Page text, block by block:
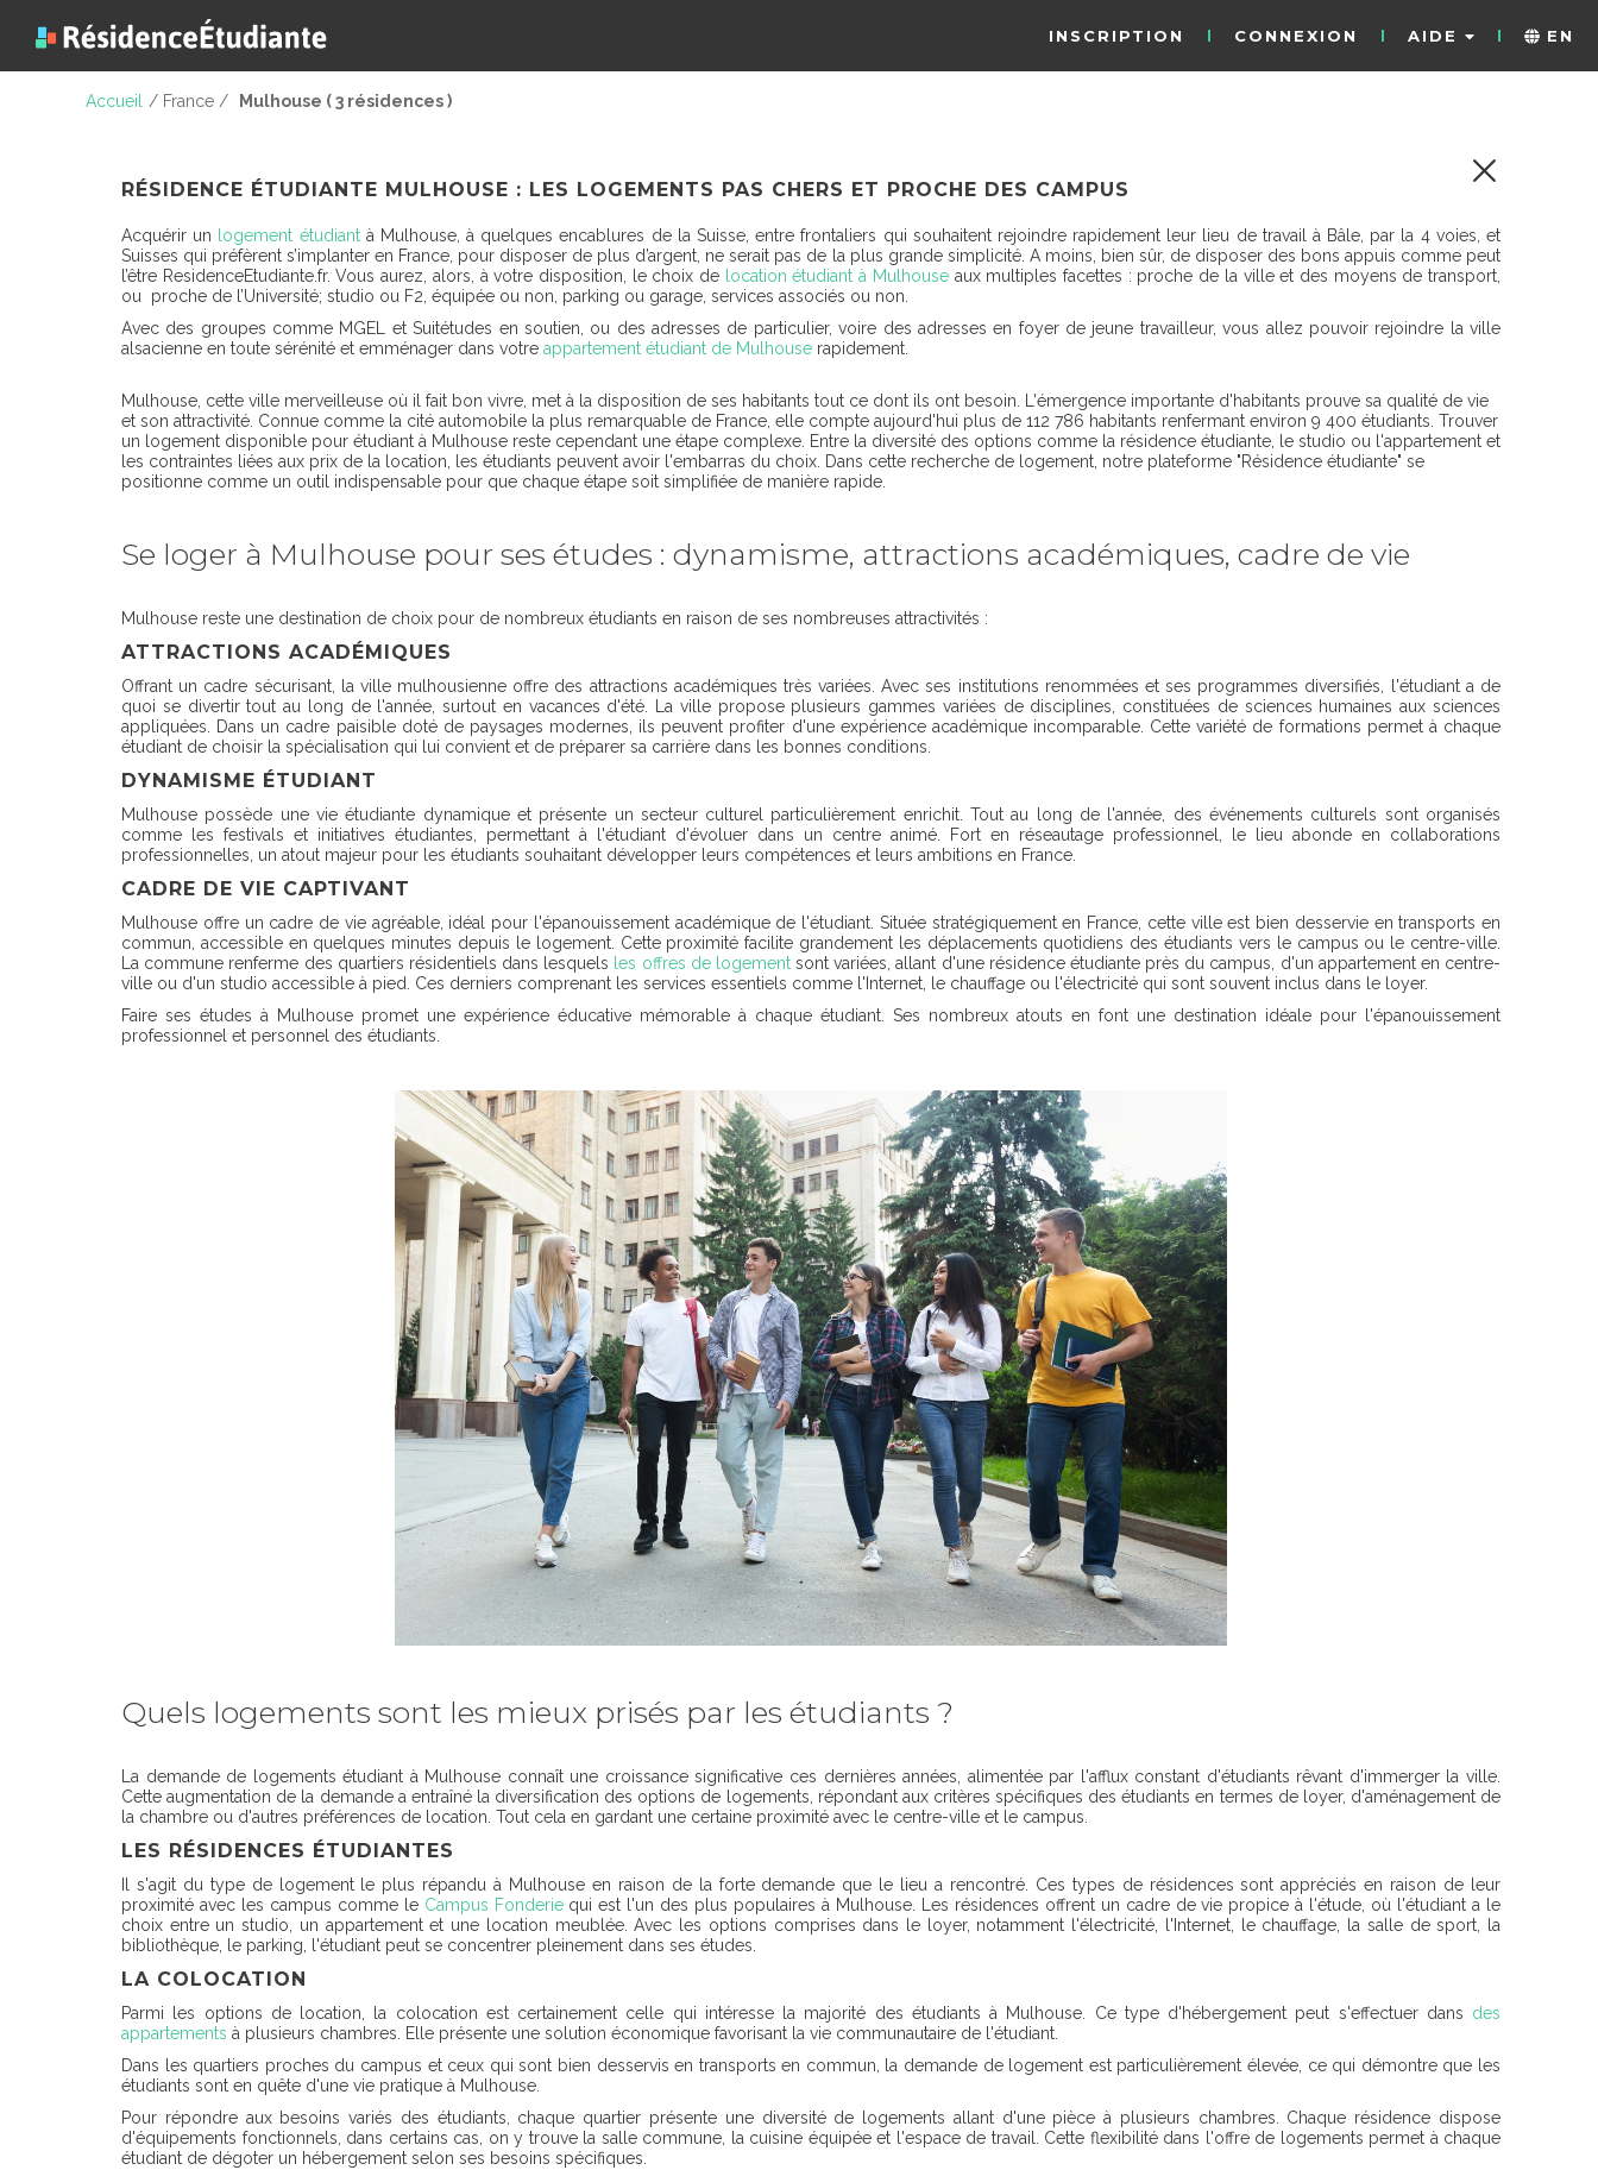
INSCRIPTION CONNEXION AIDE EN
Accueil / France / Mulhouse ( 3 résidences )
RÉSIDENCE ÉTUDIANTE MULHOUSE : LES LOGEMENTS PAS CHERS ET PROCHE DES CAMPUS
Acquérir un logement étudiantà Mulhouse, à quelques encablures de la Suisse, entre frontaliers qui souhaitent rejoindre rapidement leur lieu de travail à Bâle, par la 4 voies, et
Suisses qui préfèrent s’implanter en France, pour disposer de plus d’argent, ne serait pas de la plus grande simplicité. A moins, bien sûr, de disposer des bons appuis comme peut
l’être ResidenceEtudiante.fr. Vous aurez, alors, à votre disposition, le choix de
location étudiant à Mulhouseaux multiples facettes : proche de la ville et des moyens de transport,
ou proche de l’Université; studio ou F2, équipée ou non, parking ou garage, services associés ou non.
Avec des groupes comme MGEL et Suitétudes en soutien, ou des adresses de particulier, voire des adresses en foyer de jeune travailleur, vous allez pouvoir rejoindre la ville
alsacienne en toute sérénité et emménager dans votre appartement étudiant de Mulhouse rapidement.
Mulhouse, cette ville merveilleuse où il fait bon vivre, met à la disposition de ses habitants tout ce dont ils ont besoin. L'émergence importante d'habitants prouve sa qualité de vie
et son attractivité. Connue comme la cité automobile la plus remarquable de France, elle compte aujourd'hui plus de 112 786 habitants renfermant environ 9 400 étudiants. Trouver
un logement disponible pour étudiant à Mulhouse reste cependant une étape complexe. Entre la diversité des options comme la résidence étudiante, le studio ou l'appartement et
les contraintes liées aux prix de la location, les étudiants peuvent avoir l'embarras du choix. Dans cette recherche de logement, notre plateforme "Résidence étudiante" se
positionne comme un outil indispensable pour que chaque étape soit simplifiée de manière rapide.
Se loger à Mulhouse pour ses études : dynamisme, attractions académiques, cadre de vie
Mulhouse reste une destination de choix pour de nombreux étudiants en raison de ses nombreuses attractivités :
ATTRACTIONS ACADÉMIQUES
Offrant un cadre sécurisant, la ville mulhousienne offre des attractions académiques très variées. Avec ses institutions renommées et ses programmes diversifiés, l'étudiant a de
quoi se divertir tout au long de l'année, surtout en vacances d'été. La ville propose plusieurs gammes variées de disciplines, constituées de sciences humaines aux sciences
appliquées. Dans un cadre paisible doté de paysages modernes, ils peuvent profiter d'une expérience académique incomparable. Cette variété de formations permet à chaque
étudiant de choisir la spécialisation qui lui convient et de préparer sa carrière dans les bonnes conditions.
DYNAMISME ÉTUDIANT
Mulhouse possède une vie étudiante dynamique et présente un secteur culturel particulièrement enrichit. Tout au long de l'année, des événements culturels sont organisés
comme les festivals et initiatives étudiantes, permettant à l'étudiant d'évoluer dans un centre animé. Fort en réseautage professionnel, le lieu abonde en collaborations
professionnelles, un atout majeur pour les étudiants souhaitant développer leurs compétences et leurs ambitions en France.
CADRE DE VIE CAPTIVANT
Mulhouse offre un cadre de vie agréable, idéal pour l'épanouissement académique de l'étudiant. Située stratégiquement en France, cette ville est bien desservie en transports en
commun, accessible en quelques minutes depuis le logement. Cette proximité facilite grandement les déplacements quotidiens des étudiants vers le campus ou le centre-ville.
La commune renferme des quartiers résidentiels dans lesquels les offres de logementsont variées, allant d'une résidence étudiante près du campus, d'un appartement en centre-
ville ou d'un studio accessible à pied. Ces derniers comprenant les services essentiels comme l'Internet, le chauffage ou l'électricité qui sont souvent inclus dans le loyer.
Faire ses études à Mulhouse promet une expérience éducative mémorable à chaque étudiant. Ses nombreux atouts en font une destination idéale pour l'épanouissement
professionnel et personnel des étudiants.
Quels logements sont les mieux prisés par les étudiants ?
La demande de logements étudiant à Mulhouse connaît une croissance significative ces dernières années, alimentée par l'afflux constant d'étudiants rêvant d'immerger la ville.
Cette augmentation de la demande a entraîné la diversification des options de logements, répondant aux critères spécifiques des étudiants en termes de loyer, d'aménagement de
la chambre ou d'autres préférences de location. Tout cela en gardant une certaine proximité avec le centre-ville et le campus.
LES RÉSIDENCES ÉTUDIANTES
Il s'agit du type de logement le plus répandu à Mulhouse en raison de la forte demande que le lieu a rencontré. Ces types de résidences sont appréciés en raison de leur
proximité avec les campus comme le Campus Fonderiequi est l'un des plus populaires à Mulhouse. Les résidences offrent un cadre de vie propice à l'étude, où l'étudiant a le
choix entre un studio, un appartement et une location meublée. Avec les options comprises dans le loyer, notamment l'électricité, l'Internet, le chauffage, la salle de sport, la
bibliothèque, le parking, l'étudiant peut se concentrer pleinement dans ses études.
LA COLOCATION
Parmi les options de location, la colocation est certainement celle qui intéresse la majorité des étudiants à Mulhouse. Ce type d'hébergement peut s'effectuer dans des
appartements à plusieurs chambres. Elle présente une solution économique favorisant la vie communautaire de l'étudiant.
Dans les quartiers proches du campus et ceux qui sont bien desservis en transports en commun, la demande de logement est particulièrement élevée, ce qui démontre que les
étudiants sont en quête d'une vie pratique à Mulhouse.
Pour répondre aux besoins variés des étudiants, chaque quartier présente une diversité de logements allant d'une pièce à plusieurs chambres. Chaque résidence dispose
d'équipements fonctionnels, dans certains cas, on y trouve la salle commune, la cuisine équipée et l'espace de travail. Cette flexibilité dans l'offre de logements permet à chaque
étudiant de dégoter un hébergement selon ses besoins spécifiques.